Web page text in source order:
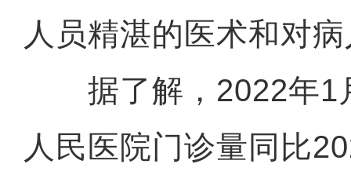
人员精湛的医术和对
据了解，2022年1
人民医院门诊量同比